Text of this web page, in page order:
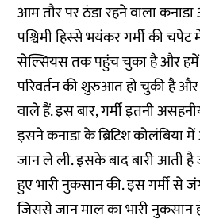
आम तौर पर ठंडा रहने वाला कनाडा
पश्चिमी हिस्से भयंकर गर्मी की चपेट
सेल्सियस तक पहुंच चुका है और हमें
परिवर्तन की शुरुआत हो चुकी है
वाले हैं. इस बार, गर्मी इतनी
इसने कनाडा के ब्रिटिश कोलंबिया
जान ले ली. इसके बाद बारी आती है
हुए भारी नुकसान की. इस गर्मी से
जिससे जान माल का भारी नुकसान